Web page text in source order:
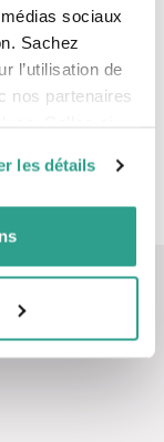
sociaux
Sachez
l’utilisation de
nos partenaires
collectées lors
les détails
en